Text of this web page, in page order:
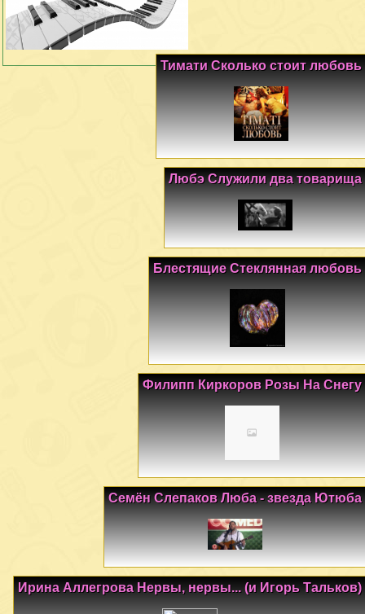
Тимати Сколько стоит любовь
Любэ Служили два товарища
Блестящие Стеклянная любовь
Филипп Киркоров Розы На Снегу
Семён Слепаков Люба - звезда Ютюба
Ирина Аллегрова Нервы, нервы... (и Игорь Тальков)